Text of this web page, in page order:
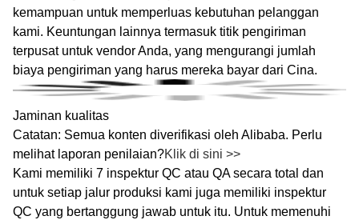
kemampuan untuk memperluas kebutuhan pelanggan
kami. Keuntungan lainnya termasuk titik pengiriman
terpusat untuk vendor Anda, yang mengurangi jumlah
biaya pengiriman yang harus mereka bayar dari Cina.
Jaminan kualitas
Catatan: Semua konten diverifikasi oleh Alibaba. Perlu
melihat laporan penilaian?Klik di sini >>
Kami memiliki 7 inspektur QC atau QA secara total dan
untuk setiap jalur produksi kami juga memiliki inspektur
QC yang bertanggung jawab untuk itu. Untuk memenuhi